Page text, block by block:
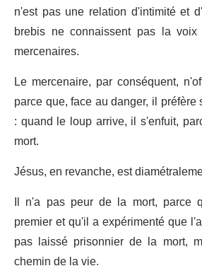
n'est pas une relation d'intimité et
brebis ne connaissent pas la
mercenaires.
Le mercenaire, par conséquent,
parce que, face au danger, il
: quand le loup arrive, il s'enfuit,
mort.
Jésus, en revanche, est
Il n'a pas peur de la mort, parce
premier et qu'il a expérimenté que
pas laissé prisonnier de la mort,
chemin de la vie.